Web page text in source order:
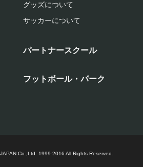
グッズについて
サッカーについて
パートナースクール
フットボール・パーク
Co.,Ltd. 1999-2016 All Rights Reserved.